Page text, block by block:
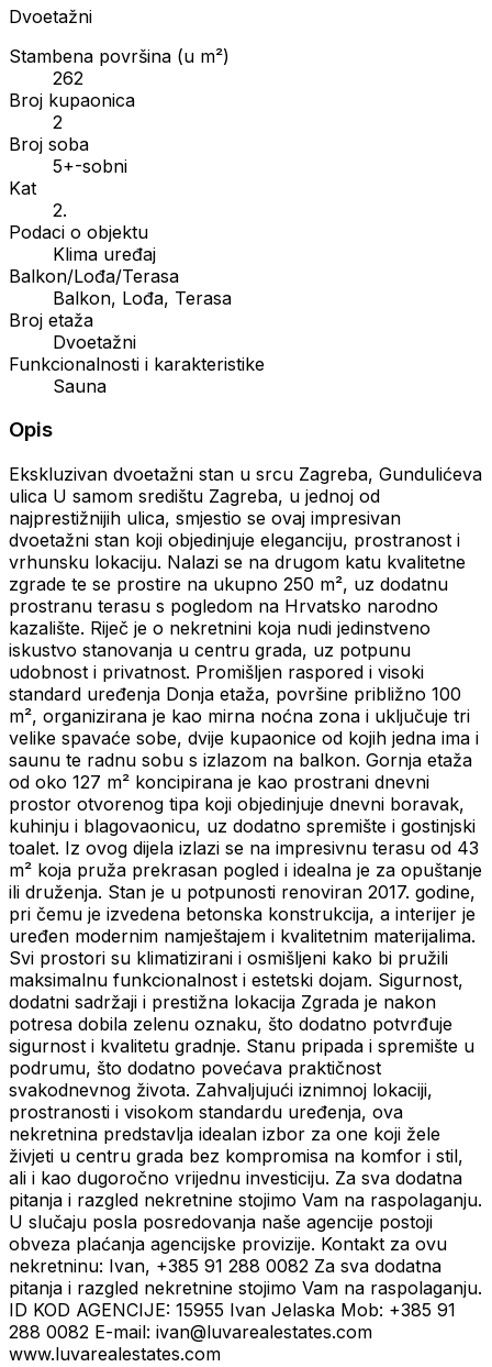
Dvoetažni
Stambena površina (u m²)
262
Broj kupaonica
2
Broj soba
5+-sobni
Kat
2.
Podaci o objektu
Klima uređaj
Balkon/Lođa/Terasa
Balkon, Lođa, Terasa
Broj etaža
Dvoetažni
Funkcionalnosti i karakteristike
Sauna
Opis
Ekskluzivan dvoetažni stan u srcu Zagreba, Gundulićeva
ulica U samom središtu Zagreba, u jednoj od
najprestižnijih ulica, smjestio se ovaj impresivan
dvoetažni stan koji objedinjuje eleganciju, prostranost i
vrhunsku lokaciju. Nalazi se na drugom katu kvalitetne
zgrade te se prostire na ukupno 250 m², uz dodatnu
prostranu terasu s pogledom na Hrvatsko narodno
kazalište. Riječ je o nekretnini koja nudi jedinstveno
iskustvo stanovanja u centru grada, uz potpunu
udobnost i privatnost. Promišljen raspored i visoki
standard uređenja Donja etaža, površine približno 100
m², organizirana je kao mirna noćna zona i uključuje tri
velike spavaće sobe, dvije kupaonice od kojih jedna ima i
saunu te radnu sobu s izlazom na balkon. Gornja etaža
od oko 127 m² koncipirana je kao prostrani dnevni
prostor otvorenog tipa koji objedinjuje dnevni boravak,
kuhinju i blagovaonicu, uz dodatno spremište i gostinjski
toalet. Iz ovog dijela izlazi se na impresivnu terasu od 43
m² koja pruža prekrasan pogled i idealna je za opuštanje
ili druženja. Stan je u potpunosti renoviran 2017. godine,
pri čemu je izvedena betonska konstrukcija, a interijer je
uređen modernim namještajem i kvalitetnim materijalima.
Svi prostori su klimatizirani i osmišljeni kako bi pružili
maksimalnu funkcionalnost i estetski dojam. Sigurnost,
dodatni sadržaji i prestižna lokacija Zgrada je nakon
potresa dobila zelenu oznaku, što dodatno potvrđuje
sigurnost i kvalitetu gradnje. Stanu pripada i spremište u
podrumu, što dodatno povećava praktičnost
svakodnevnog života. Zahvaljujući iznimnoj lokaciji,
prostranosti i visokom standardu uređenja, ova
nekretnina predstavlja idealan izbor za one koji žele
živjeti u centru grada bez kompromisa na komfor i stil,
ali i kao dugoročno vrijednu investiciju. Za sva dodatna
pitanja i razgled nekretnine stojimo Vam na raspolaganju.
U slučaju posla posredovanja naše agencije postoji
obveza plaćanja agencijske provizije. Kontakt za ovu
nekretninu: Ivan, +385 91 288 0082 Za sva dodatna
pitanja i razgled nekretnine stojimo Vam na raspolaganju.
ID KOD AGENCIJE: 15955 Ivan Jelaska Mob: +385 91
288 0082 E-mail: ivan@luvarealestates.com
www.luvarealestates.com